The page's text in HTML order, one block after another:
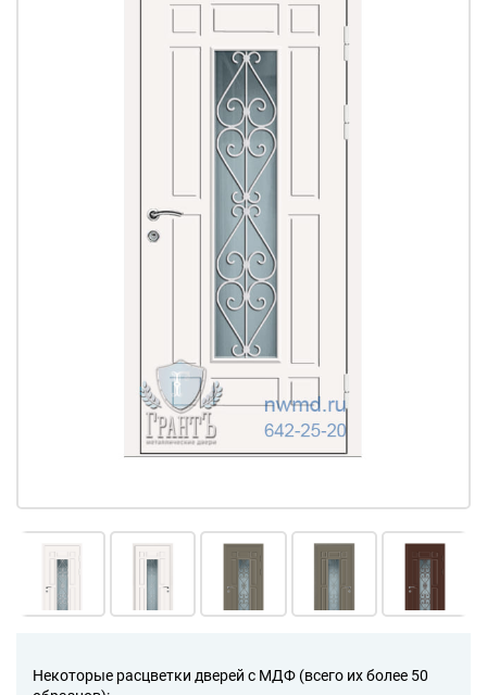
Некоторые расцветки дверей с МДФ (всего их более 50